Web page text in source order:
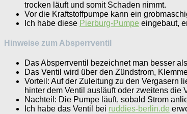
trocken läuft und somit Schaden nimmt.
Vor die Kraftstoffpumpe kann ein
Ich habe diese Pierburg-Pumpe eingebaut,
Hinweise zum Absperrventil
Das Absperrventil bezeichnet man besser
Das Ventil wird über den Zündstrom,
Vorteil: Auf der Zuleitung zu den Vergasern
hinter dem Ventil ausläuft oder zweitens
Nachteil: Die Pumpe läuft, sobald Strom
Ich habe das Ventil bei ruddies-berlin.de